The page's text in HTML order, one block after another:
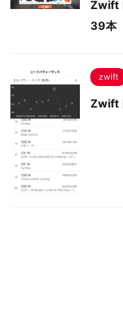
Zwift
39本
zwift
Zwift